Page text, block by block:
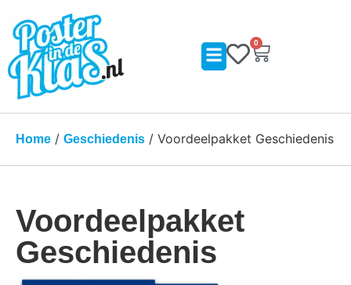
0
Home / Geschiedenis / Voordeelpakket Geschiedenis
Voordeelpakket
Geschiedenis